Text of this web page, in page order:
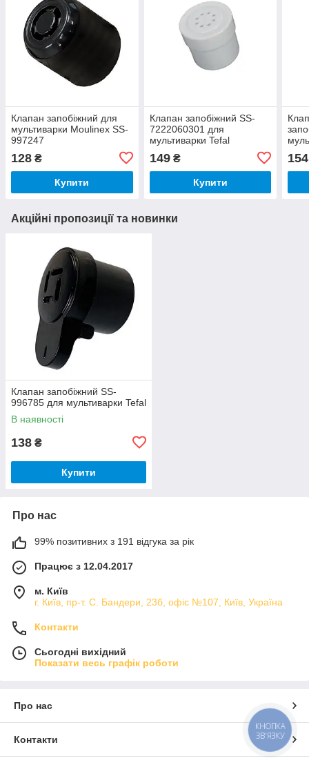
Клапан запобіжний для
мультиварки Moulinex SS-
997247
128 ₴
Купити
Клапан запобіжний SS-
7222060301 для
мультиварки Tefal
149₴
Купити
154
Акційні пропозиції та новинки
Клапан запобіжний SS-
996785 для мультиварки Tefal
В наявності
138 ₴
Купити
Про нас
99% позитивних з 191 відгука за рік
Працює з 12.04.2017
м. Київ
г. Київ, пр-т. С. Бандери, 23б, офіс №107, Київ, Україна
Контакти
Сьогодні вихідний
Показати весь графік роботи
Про нас
Контакти
КНОПКА
ЗВ'ЯЗКУ